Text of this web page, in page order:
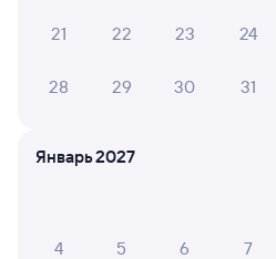
Отель Заря
2 ⁠500 ⁠₽
по этому
21 22 23 24
28 29 30 31
Январь 2027
4 5 6 7